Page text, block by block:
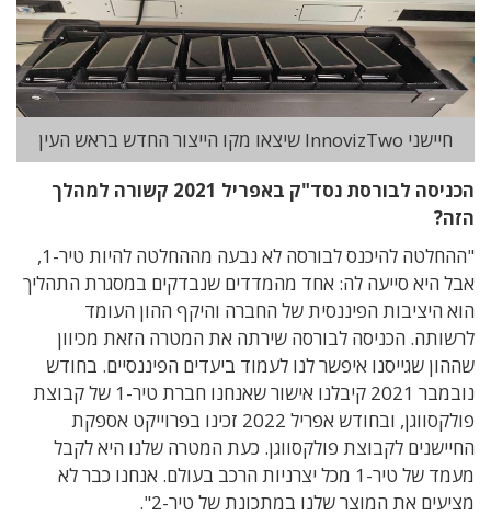
חיישני InnovizTwo שיצאו מקו הייצור החדש בראש העין
הכניסה לבורסת נסד"ק באפריל 2021 קשורה למהלך
הזה?
"ההחלטה להיכנס לבורסה לא נבעה מההחלטה להיות טיר-1,
אבל היא סייעה לה: אחד מהמדדים שנבדקים במסגרת התהליך
הוא היציבות הפיננסית של החברה והיקף ההון העומד
לרשותה. הכניסה לבורסה שירתה את המטרה הזאת מכיוון
שההון שגייסנו איפשר לנו לעמוד ביעדים הפיננסיים. בחודש
נובמבר 2021 קיבלנו אישור שאנחנו חברת טיר-1 של קבוצת
פולקסווגן, ובחודש אפריל 2022 זכינו בפרוייקט אספקת
החיישנים לקבוצת פולקסווגן. כעת המטרה שלנו היא לקבל
מעמד של טיר-1 מכל יצרניות הרכב בעולם. אנחנו כבר לא
מציעים את המוצר שלנו במתכונת של טיר-2".